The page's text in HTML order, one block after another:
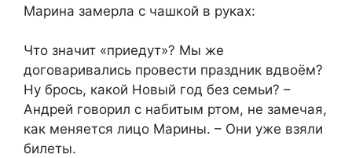
Марина замерла с чашкой в руках:
Что значит «приедут»? Мы же
договаривались провести праздник вдвоём?
Ну брось, какой Новый год без семьи? –
Андрей говорил с набитым ртом, не замечая,
как меняется лицо Марины. – Они уже взяли
билеты.